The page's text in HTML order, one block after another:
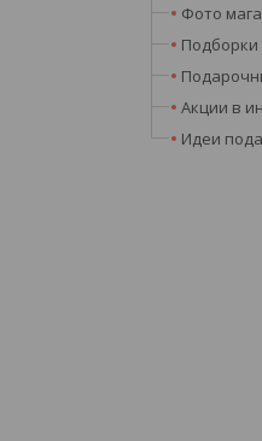
Фото
Подборки
Акции в
Идеи